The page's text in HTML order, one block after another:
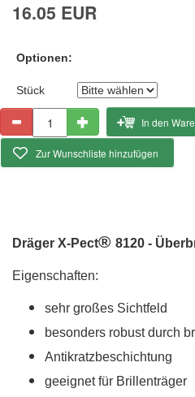
16.05 EUR
Optionen:
Stück
In den
Zur Wunschliste hinzufügen
Dräger X-Pect® 8120 -
Eigenschaften:
sehr großes Sichtfeld
besonders robust durch
Antikratzbeschichtung
geeignet für Brillenträger